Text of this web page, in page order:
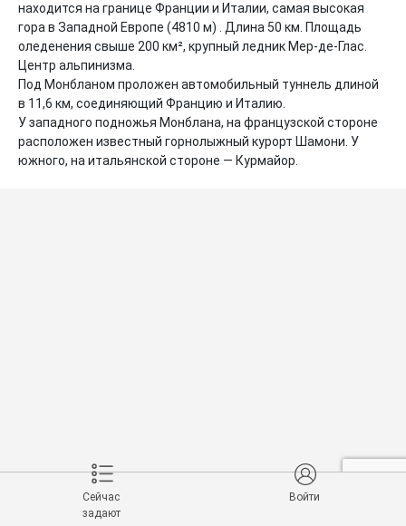
находится на границе Франции и Италии, самая высокая
гора в Западной Европе (4810 м) . Длина 50 км. Площадь
оледенения свыше 200 км², крупный ледник Мер-де-Глас.
Центр альпинизма.
Под Монбланом проложен автомобильный туннель длиной
в 11,6 км, соединяющий Францию и Италию.
У западного подножья Монблана, на французской стороне
расположен известный горнолыжный курорт Шамони. У
южного, на итальянской стороне — Курмайор.
Сейчас
задают
Войти